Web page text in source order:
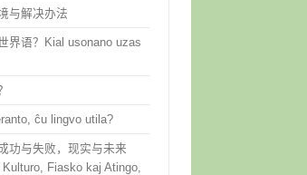
与解决办法
界语？Kial usonano uzas
ĉu lingvo utila?
功与失败，现实与未来
Fiasko kaj Atingo,